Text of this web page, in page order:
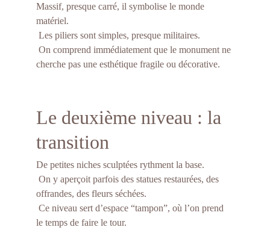
Massif, presque carré, il symbolise le monde
matériel.
Les piliers sont simples, presque militaires.
cherche pas une esthétique fragile ou décorative.
Le deuxième niveau : la
transition
De petites niches sculptées rythment la base.
offrandes, des fleurs séchées.
le temps de faire le tour.